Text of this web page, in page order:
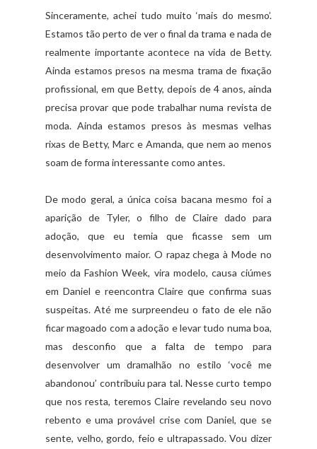
Sinceramente, achei tudo muito ‘mais do mesmo’.
Estamos tão perto de ver o final da trama e nada de
realmente importante acontece na vida de Betty.
Ainda estamos presos na mesma trama de fixação
profissional, em que Betty, depois de 4 anos, ainda
precisa provar que pode trabalhar numa revista de
moda. Ainda estamos presos às mesmas velhas
rixas de Betty, Marc e Amanda, que nem ao menos
soam de forma interessante como antes.
De modo geral, a única coisa bacana mesmo foi a
aparição de Tyler, o filho de Claire dado para
adoção, que eu temia que ficasse sem um
desenvolvimento maior. O rapaz chega à Mode no
meio da Fashion Week, vira modelo, causa ciúmes
em Daniel e reencontra Claire que confirma suas
suspeitas. Até me surpreendeu o fato de ele não
ficar magoado com a adoção e levar tudo numa boa,
mas desconfio que a falta de tempo para
desenvolver um dramalhão no estilo ‘você me
abandonou’ contribuiu para tal. Nesse curto tempo
que nos resta, teremos Claire revelando seu novo
rebento e uma provável crise com Daniel, que se
sente, velho, gordo, feio e ultrapassado. Vou dizer